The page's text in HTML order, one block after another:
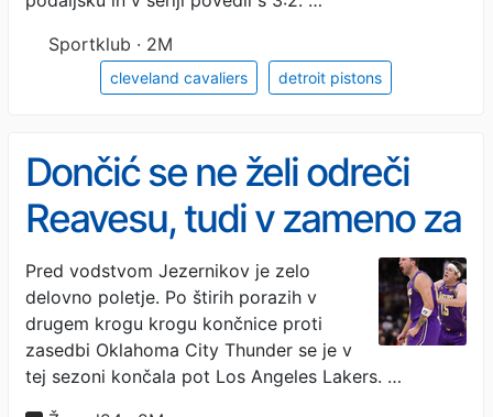
Sportklub · 2M
cleveland cavaliers detroit pistons
Dončić se ne želi odreči
Reavesu, tudi v zameno za
Giannisa ne
Pred vodstvom Jezernikov je zelo
delovno poletje. Po štirih porazih v
drugem krogu krogu končnice proti
zasedbi Oklahoma City Thunder se je v
tej sezoni končala pot Los Angeles Lakers. …